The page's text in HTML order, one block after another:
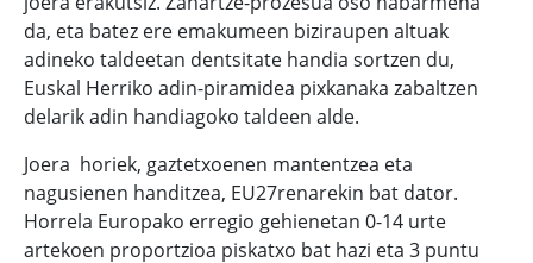
da, eta batez ere emakumeen biziraupen altuak
adineko taldeetan dentsitate handia sortzen du,
Euskal Herriko adin-piramidea pixkanaka zabaltzen
delarik adin handiagoko taldeen alde.
Joera horiek, gaztetxoenen mantentzea eta
nagusienen handitzea, EU27renarekin bat dator.
Horrela Europako erregio gehienetan 0-14 urte
artekoen proportzioa piskatxo bat hazi eta 3 puntu